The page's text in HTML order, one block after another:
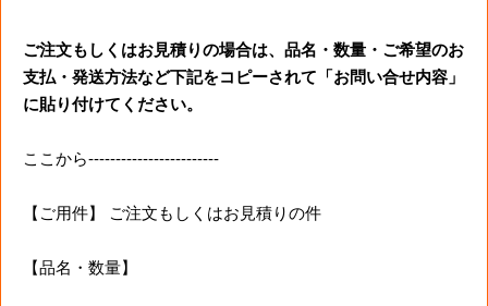
ご注文もしくはお見積りの場合は、品名・数量・ご希望のお
支払・発送方法など下記をコピーされて「お問い合せ内容」
に貼り付けてください。
ここから------------------------
【ご用件】 ご注文もしくはお見積りの件
【品名・数量】